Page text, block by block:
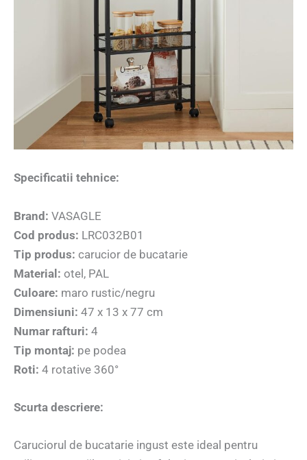
Specificatii tehnice:
Brand: VASAGLE
Cod produs: LRC032B01
Tip produs: carucior de bucatarie
Material: otel, PAL
Culoare: maro rustic/negru
Dimensiuni: 47 x 13 x 77 cm
Numar rafturi: 4
Tip montaj: pe podea
Roti: 4 rotative 360°
Scurta descriere:
Caruciorul de bucatarie ingust este ideal pentru